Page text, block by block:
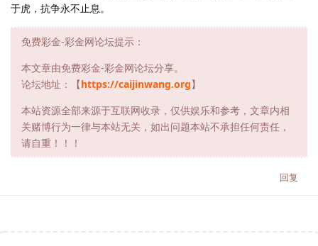
于虎，抗争永不止息。
免费彩金-彩金网论坛提示：
本文章由免费彩金-彩金网论坛分享。
论坛地址：【https://caijinwang.org】
本站资源全部来源于互联网收录，仅供娱乐和参考，文章内相
关赌博行为一律与本站无关，如出问题本站不承担任何责任，
请自重！！！
回复